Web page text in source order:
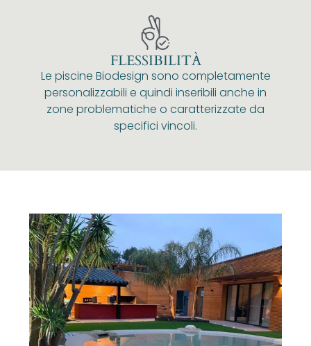
FLESSIBILITÀ
Le piscine Biodesign sono completamente
personalizzabili e quindi inseribili anche in
zone problematiche o caratterizzate da
specifici vincoli.